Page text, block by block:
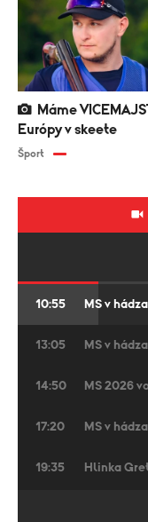
Európy v skeete
Šport
10:55 MS v
13:05 MS v
14:50 MS 2026
17:20 MS v
19:35 Hlinka
Plážový